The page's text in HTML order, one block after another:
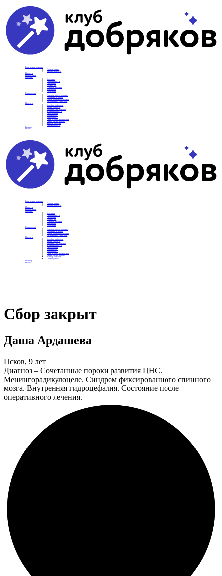
Вам нужна помощь
Подать заявку
Частые вопросы
Новости
Подопечные
О фонде
Команда
Наши ценности
Партнеры
СМИ о нас
Реквизиты фонда
Контакты
Отделения
Как помочь
Сделать пожертвование
Подписка на добро
Стать волонтером фонда
Вечеринки со смыслом
Проекты
Коробка храбрости
Уроки Доброты
Юридическая помощь
Мамины радости
Автодобряки
Добрый торт
Добропробег
Няни особого назначения
Акция «Букет добра»
Фактор времени
Цветы доброты
Бизнесу
Отчеты
Вам нужна помощь
Подать заявку
Частые вопросы
Новости
Подопечные
О фонде
Команда
Наши ценности
Партнеры
СМИ о нас
Реквизиты фонда
Контакты
Отделения
Как помочь
Сделать пожертвование
Подписка на добро
Стать волонтером фонда
Вечеринки со смыслом
Проекты
Коробка храбрости
Уроки Доброты
Юридическая помощь
Мамины радости
Автодобряки
Добрый торт
Добропробег
Няни особого назначения
Акция «Букет добра»
Фактор времени
Цветы доброты
Бизнесу
Отчеты
Сбор закрыт
Даша Ардашева
Псков, 9 лет
Диагноз – Сочетанные пороки развития ЦНС.
Менингорадикулоцеле. Синдром фиксированного спинного
мозга. Внутренняя гидроцефалия. Состояние после
оперативного лечения.